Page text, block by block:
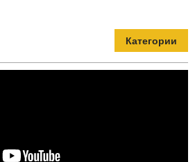
Категории